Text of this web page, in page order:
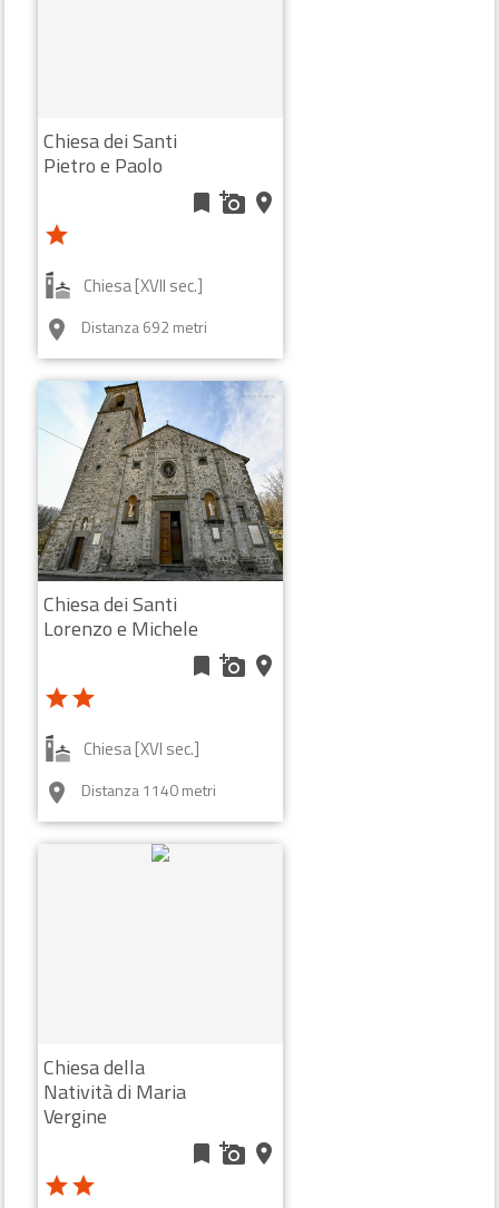
Chiesa dei Santi
Pietro e Paolo
bookmark add_a_photo place
star
Chiesa [XVII sec.]
room Distanza 692 metri
Chiesa dei Santi
Lorenzo e Michele
bookmark add_a_photo place
starstar
Chiesa [XVI sec.]
room Distanza 1140 metri
Chiesa della
Natività di Maria
Vergine
bookmark add_a_photo place
starstar